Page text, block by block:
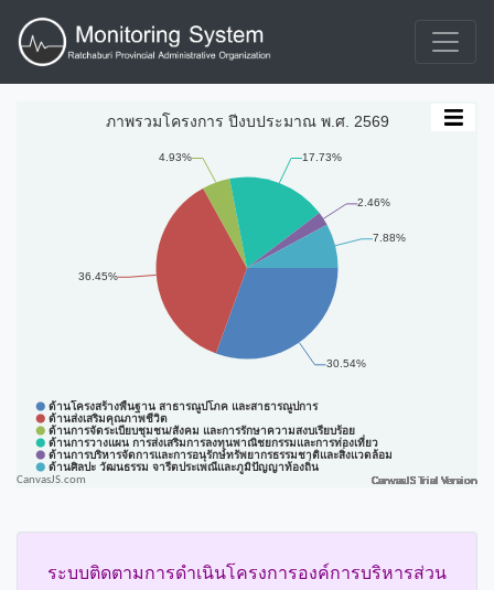
CanvasJS.com
ระบบติดตามการดำเนินโครงการองค์การบริหารส่วน